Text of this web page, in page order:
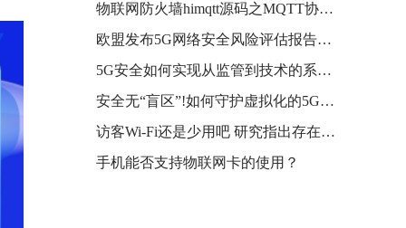
物联网防火墙himqtt源码之MQTT协议分析
欧盟发布5G网络安全风险评估报告：攻击风险增加
5G安全如何实现从监管到技术的系统性保障?
安全无“盲区”!如何守护虚拟化的5G网络安全?
访客Wi-Fi还是少用吧 研究指出存在漏洞
手机能否支持物联网卡的使用？